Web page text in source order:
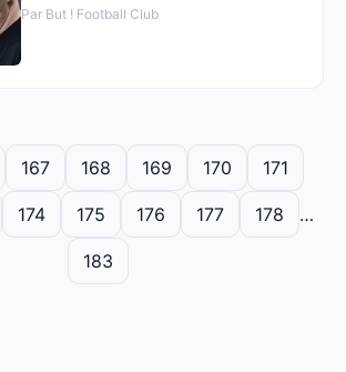
Par But ! Football Club
167 168 169 170 171
174 175 176 177 178 …
183